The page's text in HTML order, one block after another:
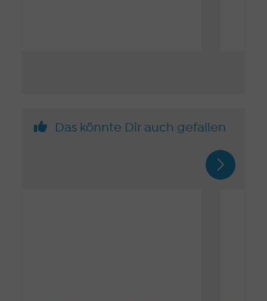
Das könnte Dir auch gefallen